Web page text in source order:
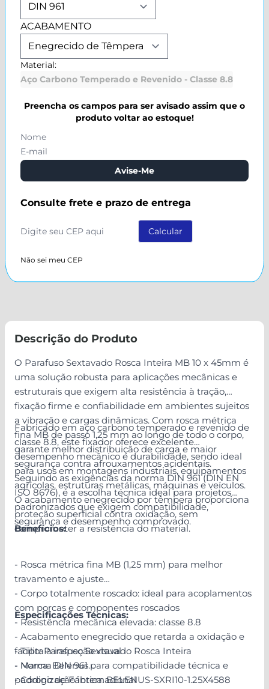
ACABAMENTO
Material:
Aço Carbono Temperado e Revenido - Classe 8.8
Preencha os campos para ser avisado assim que o
produto voltar ao estoque!
Avise-Me
Consulte frete e prazo de entrega
Não sei meu CEP
Descrição do Produto
O Parafuso Sextavado Rosca Inteira MB 10 x 45mm é
uma solução robusta para aplicações mecânicas e
estruturais que exigem alta resistência à tração,
fixação firme e confiabilidade em ambientes sujeitos
a vibração e cargas dinâmicas. Com rosca métrica
fina MB de passo 1,25 mm ao longo de todo o corpo,
garante melhor distribuição de carga e maior
segurança contra afrouxamentos acidentais.
Fabricado em aço carbono temperado e revenido de
classe 8.8, este fixador oferece excelente
desempenho mecânico e durabilidade, sendo ideal
para usos em montagens industriais, equipamentos
agrícolas, estruturas metálicas, máquinas e veículos.
O acabamento enegrecido por têmpera proporciona
proteção superficial contra oxidação, sem
comprometer a resistência do material.
Seguindo as exigências da norma DIN 961 (DIN EN
ISO 8676), é a escolha técnica ideal para projetos
padronizados que exigem compatibilidade,
segurança e desempenho comprovado.
Benefícios:
- Rosca métrica fina MB (1,25 mm) para melhor
travamento e ajuste
- Corpo totalmente roscado: ideal para acoplamentos
com porcas e componentes roscados
- Resistência mecânica elevada: classe 8.8
- Acabamento enegrecido que retarda a oxidação e
facilita a inspeção visual
- Norma DIN 961 para compatibilidade técnica e
padronização internacional
Especificações Técnicas:
- Tipo: Parafuso Sextavado Rosca Inteira
- Marca: Belenus
- Código de Fábrica: BELENUS-SXRI10-1.25X4588